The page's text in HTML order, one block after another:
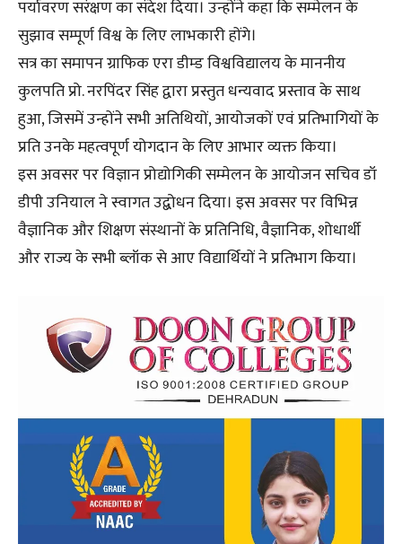
पर्यावरण सरंक्षण का संदेश दिया। उन्होंने कहा कि सम्मेलन के
सुझाव सम्पूर्ण विश्व के लिए लाभकारी होंगे।
सत्र का समापन ग्राफिक एरा डीम्ड विश्वविद्यालय के माननीय
कुलपति प्रो. नरपिंदर सिंह द्वारा प्रस्तुत धन्यवाद प्रस्ताव के साथ
हुआ, जिसमें उन्होंने सभी अतिथियों, आयोजकों एवं प्रतिभागियों के
प्रति उनके महत्वपूर्ण योगदान के लिए आभार व्यक्त किया।
इस अवसर पर विज्ञान प्रोद्योगिकी सम्मेलन के आयोजन सचिव डॉ
डीपी उनियाल ने स्वागत उद्बोधन दिया। इस अवसर पर विभिन्न
वैज्ञानिक और शिक्षण संस्थानों के प्रतिनिधि, वैज्ञानिक, शोधार्थी
और राज्य के सभी ब्लॉक से आए विद्यार्थियों ने प्रतिभाग किया।